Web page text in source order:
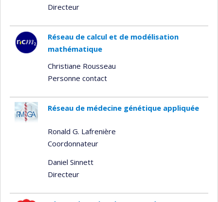
Directeur
Réseau de calcul et de modélisation
mathématique
Christiane Rousseau
Personne contact
Réseau de médecine génétique appliquée
Ronald G. Lafrenière
Coordonnateur
Daniel Sinnett
Directeur